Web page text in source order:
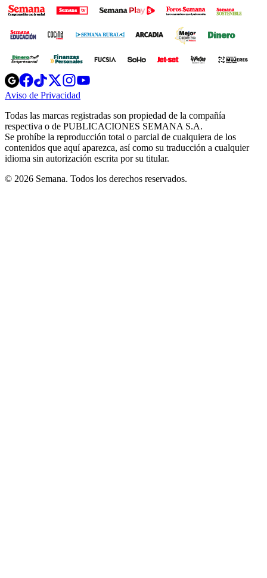
Opens
in
new
Opens
in
new
Opens
in
new
window
Opens
new
windowwindow
Aviso de Privacidad
new
window
Todas las marcas registradas son propiedad de la compañía
respectiva o de PUBLICACIONES SEMANA S.A.
Se prohíbe la reproducción total o parcial de cualquiera de los
contenidos que aquí aparezca, así como su traducción a cualquier
idioma sin autorización escrita por su titular.
© 2026 Semana. Todos los derechos reservados.